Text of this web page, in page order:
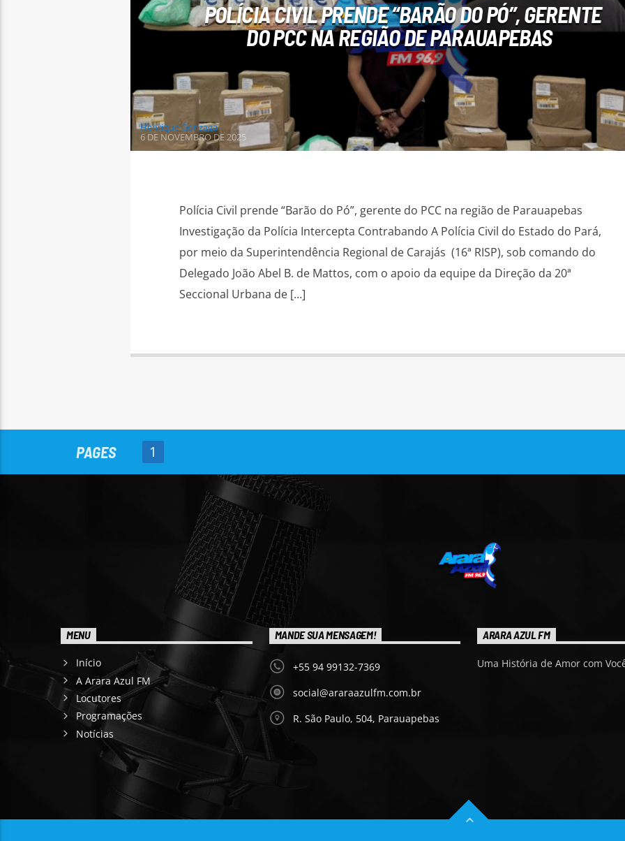
POLÍCIA CIVIL PRENDE “BARÃO DO PÓ”, GERENTE
DO PCC NA REGIÃO DE PARAUAPEBAS
Henrique Gonzaga
6 DE NOVEMBRO DE 2025
Polícia Civil prende “Barão do Pó”, gerente do PCC na região de Parauapebas
Investigação da Polícia Intercepta Contrabando A Polícia Civil do Estado do Pará,
por meio da Superintendência Regional de Carajás (16ª RISP), sob comando do
Delegado João Abel B. de Mattos, com o apoio da equipe da Direção da 20ª
Seccional Urbana de […]
PAGES 1
MENU
Início
A Arara Azul FM
Locutores
Programações
Notícias
MANDE SUA MENSAGEM!
+55 94 99132-7369
social@araraazulfm.com.br
R. São Paulo, 504, Parauapebas
ARARA AZUL FM
Uma História de Amor com